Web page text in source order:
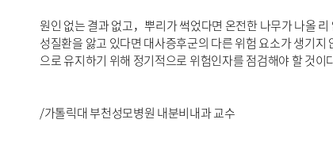
원인 없는 결과 없고，뿌리가 썩었다면 온전한 나무가 나올
성질환을 앓고 있다면 대사증후군의 다른 위험 요소가 생기
으로 유지하기 위해 정기적으로 위험인자를 점검해야 할 것이
/가톨릭대 부천성모병원 내분비내과 교수